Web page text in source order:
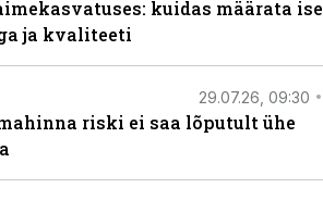
kuidas määrata ise
ja kvaliteeti
29.07.26, 09:30
riski ei saa lõputult ühe